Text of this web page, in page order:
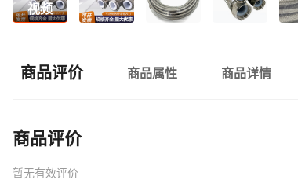
视频
商品评价 商品属性 商品详情
商品评价
暂无有效评价